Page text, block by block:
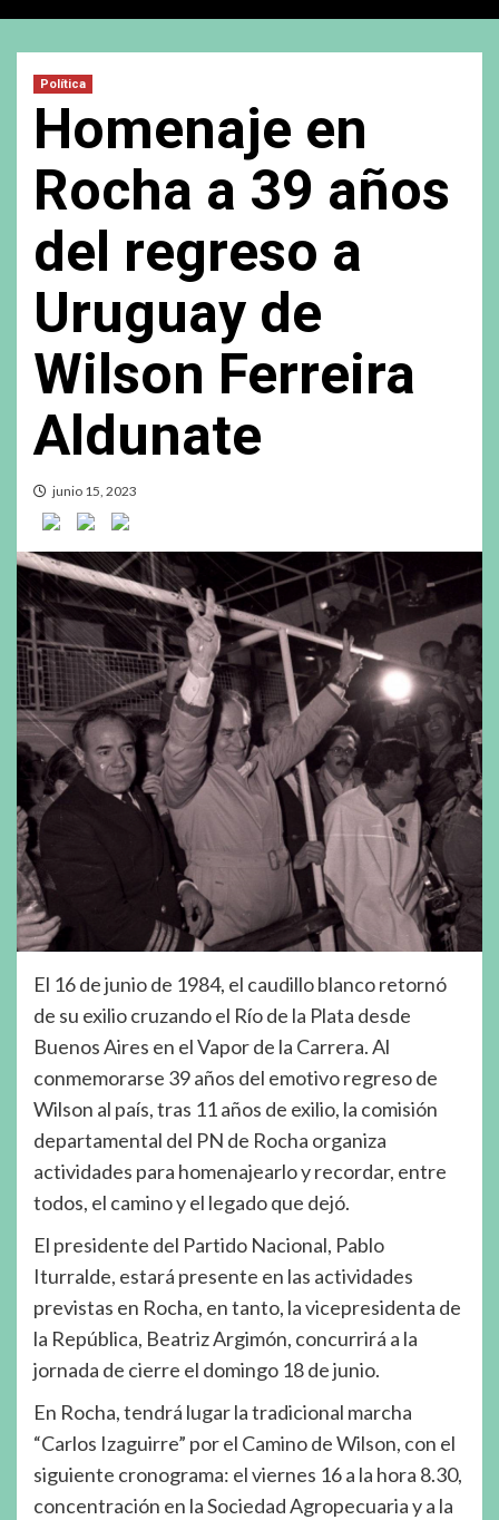
Política
Homenaje en
Rocha a 39 años
del regreso a
Uruguay de
Wilson Ferreira
Aldunate
junio 15, 2023
El 16 de junio de 1984, el caudillo blanco retornó
de su exilio cruzando el Río de la Plata desde
Buenos Aires en el Vapor de la Carrera. Al
conmemorarse 39 años del emotivo regreso de
Wilson al país, tras 11 años de exilio, la comisión
departamental del PN de Rocha organiza
actividades para homenajearlo y recordar, entre
todos, el camino y el legado que dejó.
El presidente del Partido Nacional, Pablo
Iturralde, estará presente en las actividades
previstas en Rocha, en tanto, la vicepresidenta de
la República, Beatriz Argimón, concurrirá a la
jornada de cierre el domingo 18 de junio.
En Rocha, tendrá lugar la tradicional marcha
“Carlos Izaguirre” por el Camino de Wilson, con el
siguiente cronograma: el viernes 16 a la hora 8.30,
concentración en la Sociedad Agropecuaria y a la